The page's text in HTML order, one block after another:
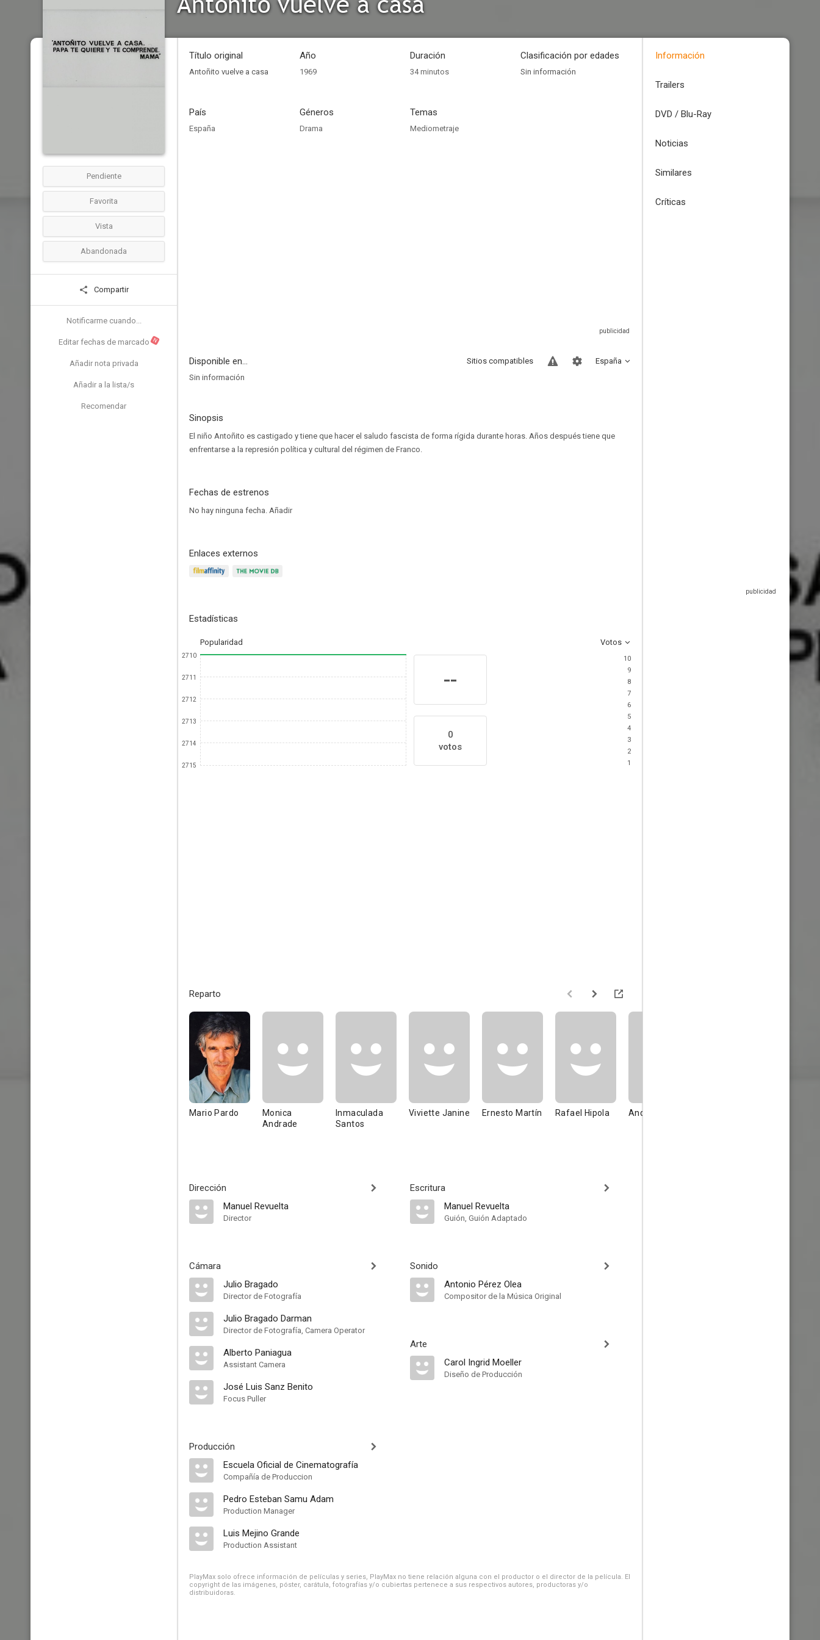
Pendiente
Favorita
Vista
Abandonada
Compartir
Notificarme cuando...
Editar fechas de marcado N
Añadir nota privada
Añadir a la lista/s
Recomendar
Título original
Antoñito vuelve a casa
Año
1969
Duración
34 minutos
Clasificación por edades
Sin información
País
España
Géneros
Drama
Temas
Mediometraje
Disponible en... España
Sitios compatibles
Sin información
Sinopsis
El niño Antoñito es castigado y tiene que hacer el saludo fascista de forma rígida durante horas. Años después tiene que
enfrentarse a la represión política y cultural del régimen de Franco.
Fechas de estrenos
No hay ninguna fecha. Añadir
Enlaces externos
Estadísticas
Popularidad Votos
2710
2711
2712
2713
2714
2715
--
0
votos
10
9
8
7
6
5
4
3
2
1
Reparto
Mario Pardo
Monica
Andrade
Inmaculada
Santos
Viviette Janine Ernesto Martín Rafael Hipola Andrés del Río
Dirección
Manuel Revuelta
Director
Cámara
Julio Bragado
Director de Fotografía
Julio Bragado Darman
Director de Fotografía, Camera Operator
Alberto Paniagua
Assistant Camera
José Luis Sanz Benito
Focus Puller
Producción
Escuela Oficial de Cinematografía
Compañía de Produccion
Pedro Esteban Samu Adam
Production Manager
Luis Mejino Grande
Production Assistant
Escritura
Manuel Revuelta
Guión, Guión Adaptado
Sonido
Antonio Pérez Olea
Compositor de la Música Original
Arte
Carol Ingrid Moeller
Diseño de Producción
PlayMax solo ofrece información de películas y series, PlayMax no tiene relación alguna con el productor o el director de la película. El
copyright de las imágenes, póster, carátula, fotografías y/o cubiertas pertenece a sus respectivos autores, productoras y/o
distribuidoras.
Información
Trailers
DVD / Blu-Ray
Noticias
Similares
Críticas